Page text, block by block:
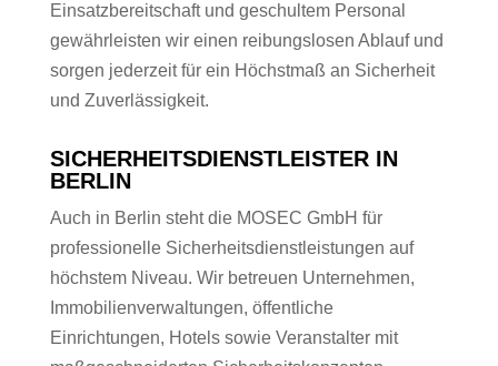
Einsatzbereitschaft und geschultem Personal
gewährleisten wir einen reibungslosen Ablauf und
sorgen jederzeit für ein Höchstmaß an Sicherheit
und Zuverlässigkeit.
SICHERHEITSDIENSTLEISTER IN
BERLIN
Auch in Berlin steht die MOSEC GmbH für
professionelle Sicherheitsdienstleistungen auf
höchstem Niveau. Wir betreuen Unternehmen,
Immobilienverwaltungen, öffentliche
Einrichtungen, Hotels sowie Veranstalter mit